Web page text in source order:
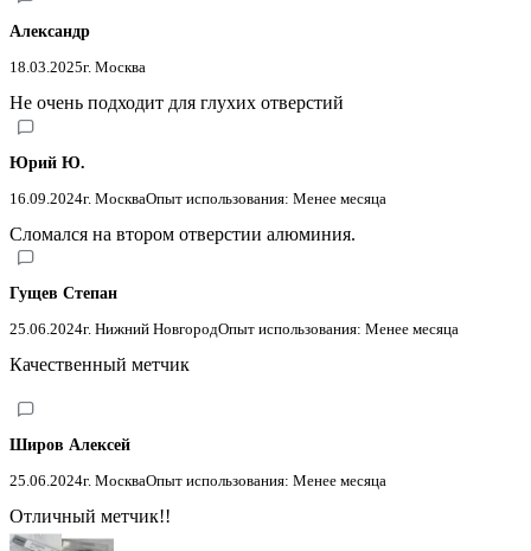
Александр
18.03.2025г. Москва
Не очень подходит для глухих отверстий
Юрий Ю.
16.09.2024г. МоскваОпыт использования: Менее месяца
Сломался на втором отверстии алюминия.
Гущев Степан
25.06.2024г. Нижний НовгородОпыт использования: Менее месяца
Качественный метчик
Широв Алексей
25.06.2024г. МоскваОпыт использования: Менее месяца
Отличный метчик!!